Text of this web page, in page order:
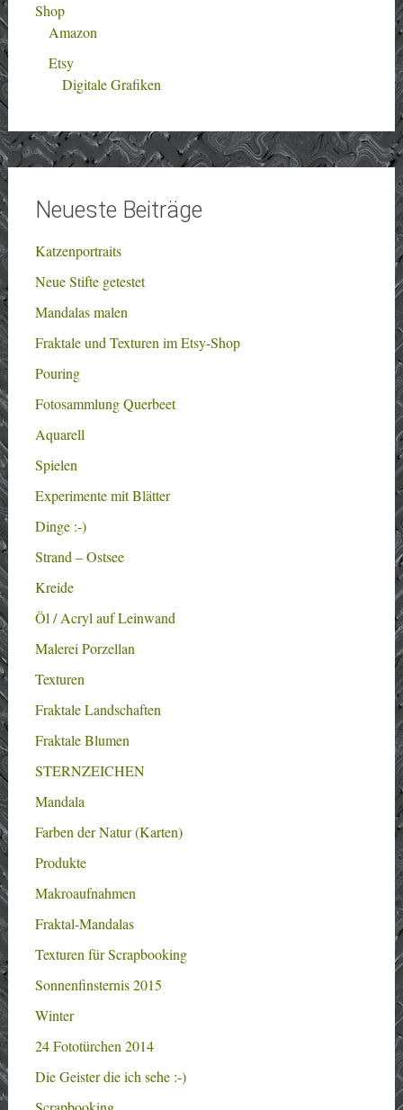
Shop
Amazon
Etsy
Digitale Grafiken
Neueste Beiträge
Katzenportraits
Neue Stifte getestet
Mandalas malen
Fraktale und Texturen im Etsy-Shop
Pouring
Fotosammlung Querbeet
Aquarell
Spielen
Experimente mit Blätter
Dinge :-)
Strand – Ostsee
Kreide
Öl / Acryl auf Leinwand
Malerei Porzellan
Texturen
Fraktale Landschaften
Fraktale Blumen
STERNZEICHEN
Mandala
Farben der Natur (Karten)
Produkte
Makroaufnahmen
Fraktal-Mandalas
Texturen für Scrapbooking
Sonnenfinsternis 2015
Winter
24 Fototürchen 2014
Die Geister die ich sehe :-)